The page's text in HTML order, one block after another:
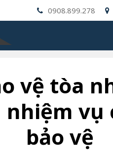
0908.899.278
vệ tòa
nhiệm vụ
bảo vệ